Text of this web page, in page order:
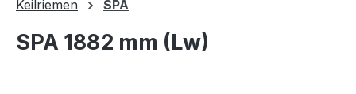
Keilriemen SPA
SPA 1882 mm (Lw)